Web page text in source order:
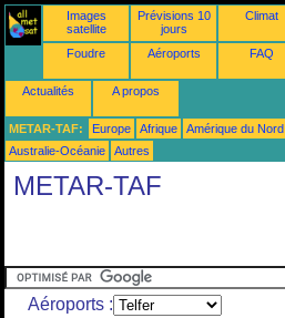
Images
satellite
Prévisions 10
jours
Climat
Foudre Aéroports FAQ
Actualités A propos
METAR-TAF: Europe Afrique Amérique du Nord
Australie-Océanie
Autres
METAR-TAF
Aéroports :